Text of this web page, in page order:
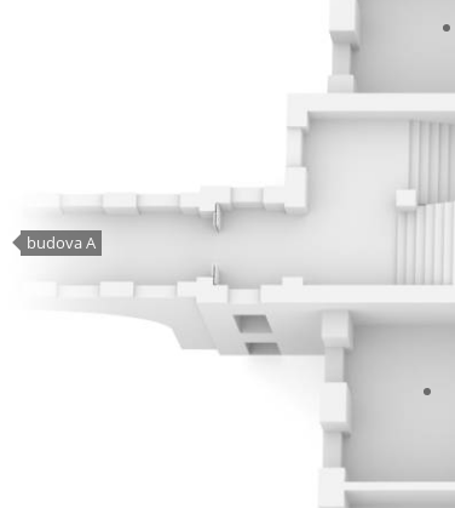
budova A